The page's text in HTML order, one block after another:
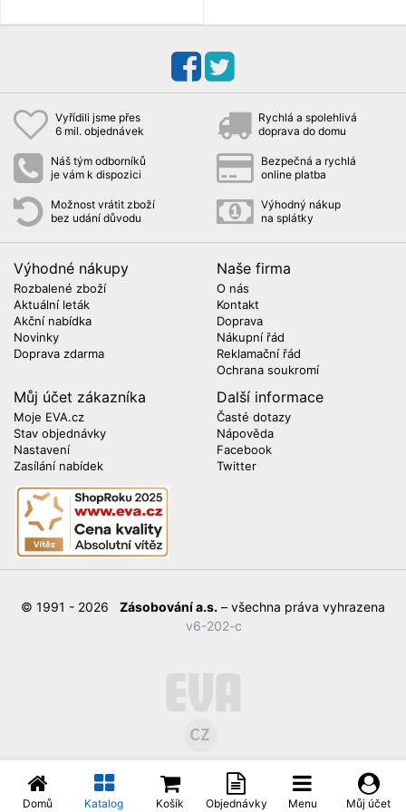
Domů Katalog Košík Objednávky Menu Můj účet
Vyřídili jsme přes
6 mil. objednávek
Rychlá a spolehlivá
doprava do domu
Náš tým odborníků
je vám k dispozici
Bezpečná a rychlá
online platba
Možnost vrátit zboží
bez udání důvodu
Výhodný nákup
na splátky
Výhodné nákupy
Rozbalené zboží
Aktuální leták
Akční nabídka
Novinky
Doprava zdarma
Naše firma
O nás
Kontakt
Doprava
Nákupní řád
Reklamační řád
Ochrana soukromí
Můj účet zákazníka
Moje EVA.cz
Stav objednávky
Nastavení
Zasílání nabídek
Další informace
Časté dotazy
Nápověda
Facebook
Twitter
© 1991 - 2026 Zásobování a.s. – všechna práva vyhrazena
v6-202-c